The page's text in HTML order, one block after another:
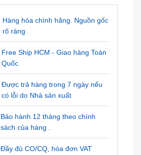
Hàng hóa chính hãng. Nguồn gốc
rõ ràng
Free Ship HCM - Giao hàng Toàn
Quốc
Được trả hàng trong 7 ngày nếu
có lỗi do Nhà sản xuất
Bảo hành 12 tháng theo chính
sách của hàng .
Đầy đủ CO/CQ, hóa đơn VAT